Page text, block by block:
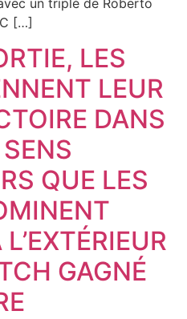
un triplé de Roberto
[…]
LES
LEUR
DANS
QUE LES
GAGNÉ